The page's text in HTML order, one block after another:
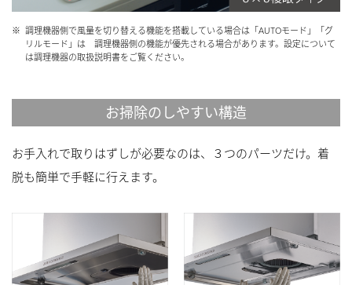
※ 調理機器側で風量を切り替える機能を搭載している場合は「AUTOモード」「グ
リルモード」は 調理機器側の機能が優先される場合があります。設定について
は調理機器の取扱説明書をご覧ください。
お掃除のしやすい構造
お手入れで取りはずしが必要なのは、３つのパーツだけ。着
脱も簡単で手軽に行えます。